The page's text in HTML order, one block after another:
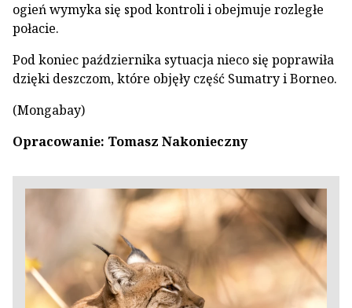
ogień wymyka się spod kontroli i obejmuje rozległe
połacie.
Pod koniec października sytuacja nieco się poprawiła
dzięki deszczom, które objęły część Sumatry i Borneo.
(Mongabay)
Opracowanie: Tomasz Nakonieczny